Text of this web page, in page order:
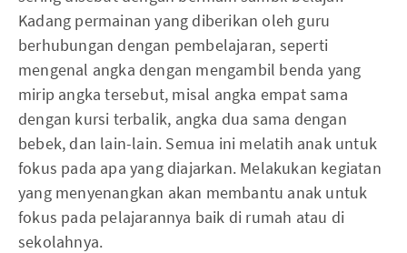
Kadang permainan yang diberikan oleh guru
berhubungan dengan pembelajaran, seperti
mengenal angka dengan mengambil benda yang
mirip angka tersebut, misal angka empat sama
dengan kursi terbalik, angka dua sama dengan
bebek, dan lain-lain. Semua ini melatih anak untuk
fokus pada apa yang diajarkan. Melakukan kegiatan
yang menyenangkan akan membantu anak untuk
fokus pada pelajarannya baik di rumah atau di
sekolahnya.